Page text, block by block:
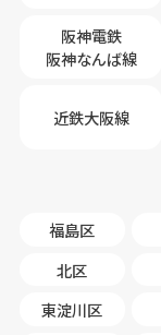
阪神電鉄
阪神なんば線
近鉄大阪線
福島区
北区
東淀川区